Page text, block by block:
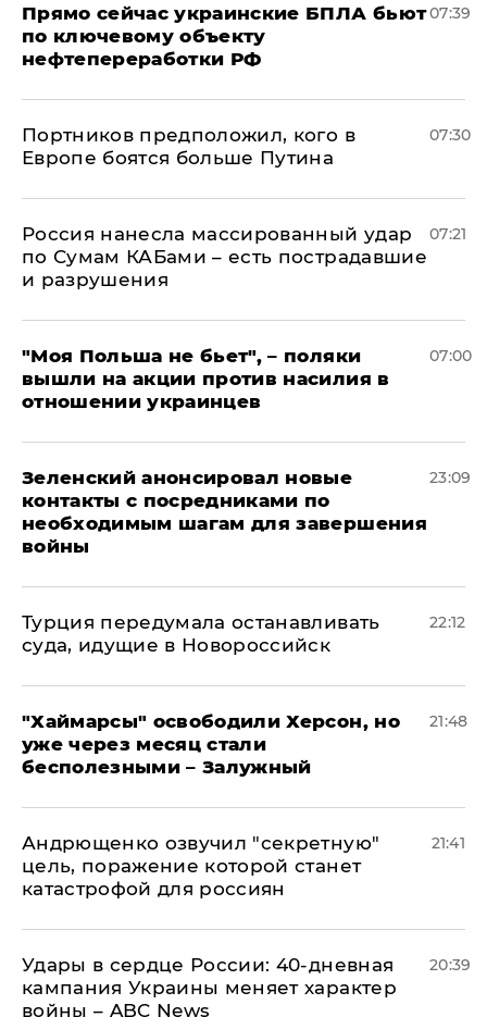
Прямо сейчас украинские БПЛА бьют
по ключевому объекту
нефтепереработки РФ
07:39
Портников предположил, кого в
Европе боятся больше Путина
07:30
Россия нанесла массированный удар
по Сумам КАБами – есть пострадавшие
и разрушения
07:21
"Моя Польша не бьет", – поляки
вышли на акции против насилия в
отношении украинцев
07:00
Зеленский анонсировал новые
контакты с посредниками по
необходимым шагам для завершения
войны
23:09
Турция передумала останавливать
суда, идущие в Новороссийск
22:12
"Хаймарсы" освободили Херсон, но
уже через месяц стали
бесполезными – Залужный
21:48
Андрющенко озвучил "секретную"
цель, поражение которой станет
катастрофой для россиян
21:41
Удары в сердце России: 40-дневная
кампания Украины меняет характер
войны – ABC News
20:39